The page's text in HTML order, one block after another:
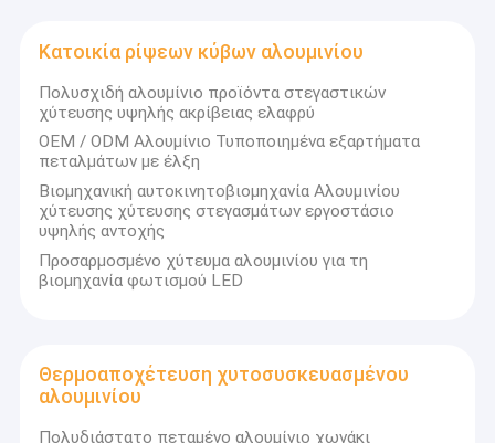
Κατοικία ρίψεων κύβων αλουμινίου
Πολυσχιδή αλουμίνιο προϊόντα στεγαστικών
χύτευσης υψηλής ακρίβειας ελαφρύ
OEM / ODM Αλουμίνιο Τυποποιημένα εξαρτήματα
πεταλμάτων με έλξη
Βιομηχανική αυτοκινητοβιομηχανία Αλουμινίου
χύτευσης χύτευσης στεγασμάτων εργοστάσιο
υψηλής αντοχής
Προσαρμοσμένο χύτευμα αλουμινίου για τη
βιομηχανία φωτισμού LED
Θερμοαποχέτευση χυτοσυσκευασμένου
αλουμινίου
Πολυδιάστατο πεταμένο αλουμίνιο χωνάκι
Co., Ltd. έχει καθιερωθεί ως αξιόπιστος ηγέτης στη βιομηχανία
εξαρτημάτων με ακριβή μηχανήματα.Με πλούσια εμπειρία σε
τομείς όπως η τηλεπικοινωνιακή μηχανικήΟι εγκαταστάσεις